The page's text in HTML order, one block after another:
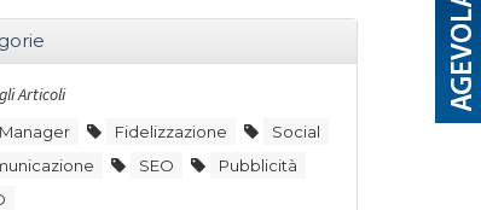
Articoli
Fidelizzazione
Social
SEO
Pubblicità